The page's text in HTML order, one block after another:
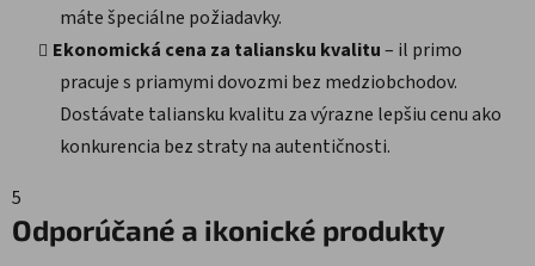
máte špeciálne požiadavky.
Ekonomická cena za taliansku kvalitu– il primo
pracuje s priamymi dovozmi bez medziobchodov.
Dostávate taliansku kvalitu za výrazne lepšiu cenu ako
konkurencia bez straty na autentičnosti.
5
Odporúčané a ikonické produkty